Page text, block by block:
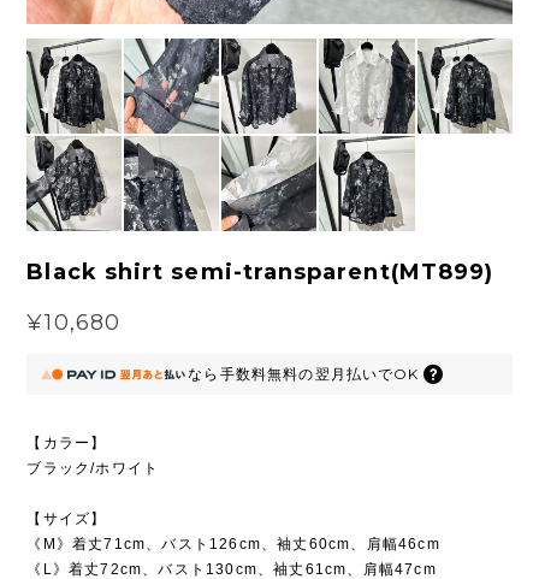
Black shirt semi-transparent(MT899)
¥10,680
なら 手数料無料の翌月払いでOK
【カラー】
ブラック/ホワイト
【サイズ】
《M》着丈71cm、バスト126cm、袖丈60cm、肩幅46cm
《L》着丈72cm、バスト130cm、袖丈61cm、肩幅47cm